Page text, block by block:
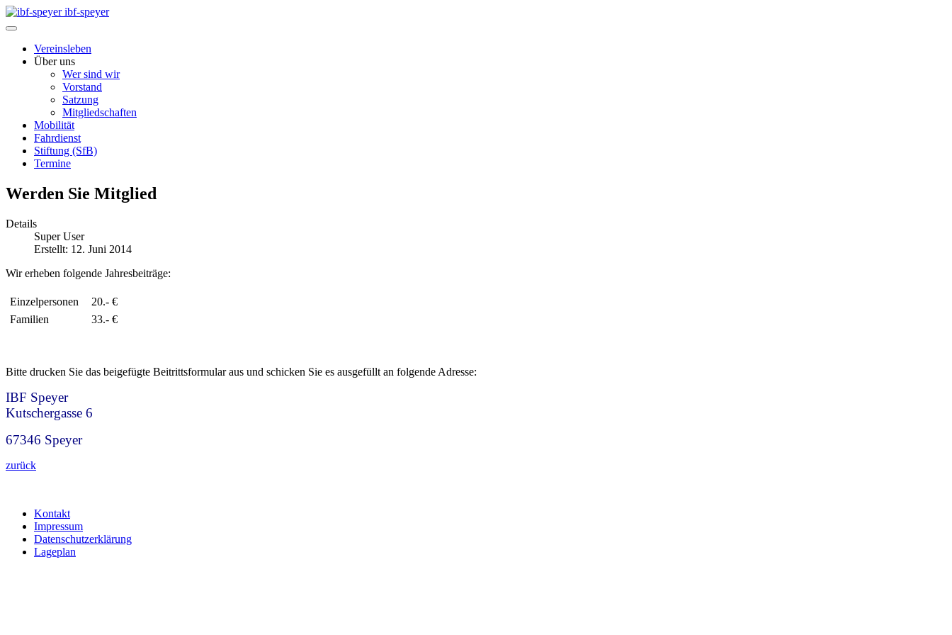
ibf-speyer
Vereinsleben
Über uns
Wer sind wir
Vorstand
Satzung
Mitgliedschaften
Mobilität
Fahrdienst
Stiftung (SfB)
Termine
Werden Sie Mitglied
Details
Super User
Erstellt: 12. Juni 2014
Wir erheben folgende Jahresbeiträge:
Einzelpersonen
20.- €
Familien
33.- €
Bitte drucken Sie das beigefügte Beitrittsformular aus und schicken Sie es ausgefüllt an folgende Adresse:
IBF Speyer
Kutschergasse 6
67346 Speyer
zurück
Kontakt
Impressum
Datenschutzerklärung
Lageplan